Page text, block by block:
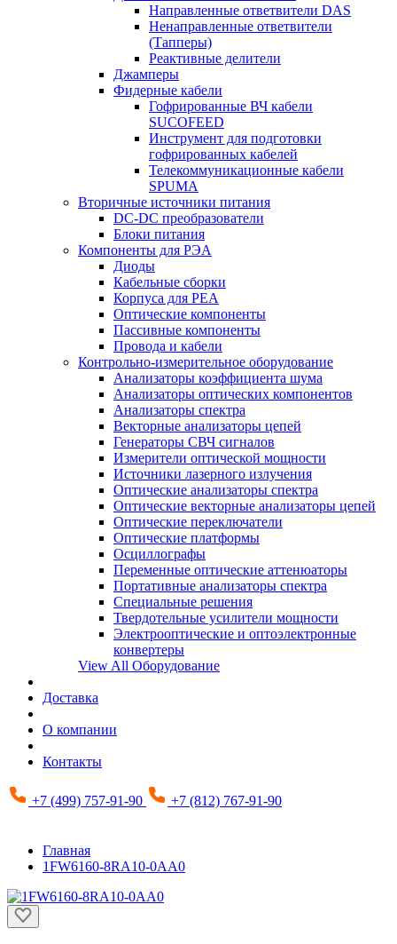
Направленные ответвители DAS
Ненаправленные ответвители
(Тапперы)
Реактивные делители
Джамперы
Фидерные кабели
Гофрированные ВЧ кабели
SUCOFEED
Инструмент для подготовки
гофрированных кабелей
Телекоммуникационные кабели
SPUMA
Вторичные источники питания
DC-DC преобразователи
Блоки питания
Компоненты для РЭА
Диоды
Кабельные сборки
Корпуса для РЕА
Оптические компоненты
Пассивные компоненты
Провода и кабели
Контрольно-измерительное оборудование
Анализаторы коэффициента шума
Анализаторы оптических компонентов
Анализаторы спектра
Векторные анализаторы цепей
Генераторы СВЧ сигналов
Измерители оптической мощности
Источники лазерного излучения
Оптические анализаторы спектра
Оптические векторные анализаторы цепей
Оптические переключатели
Оптические платформы
Осциллографы
Переменные оптические аттенюаторы
Портативные анализаторы спектра
Специальные решения
Твердотельные усилители мощности
Электрооптические и оптоэлектронные
конвертеры
View All Оборудование
Доставка
О компании
Контакты
+7 (499) 757-91-90 +7 (812) 767-91-90
Главная
1FW6160-8RA10-0AA0